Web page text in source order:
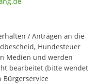
/ Anträgen an die
Hundesteuer
Medien und werden
bearbeitet (bitte wendet
Bürgerservice